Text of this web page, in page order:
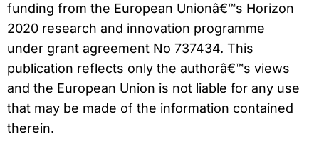
funding from the European Unionâ€™s Horizon
2020 research and innovation programme
under grant agreement No 737434. This
publication reflects only the authorâ€™s views
and the European Union is not liable for any use
that may be made of the information contained
therein.